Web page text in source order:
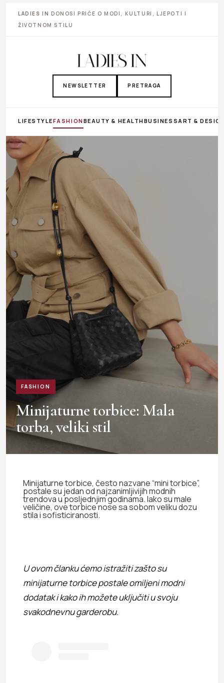
LADIES IN DONOSI PRIČE O MODI, KULTURI, LJEPOTI I
ŽIVOTNOM STILU
NEWSLETTER PRETRAGA
LIFESTYLEFASHIONBEAUTY & HEALTHBUSINESS ART &
FASHION
Minijaturne torbice: Mala
torba, veliki stil
Minijaturne torbice, često nazvane “mini torbice”,
postale su jedan od najzanimljivijih modnih
trendova u posljednjim godinama. Iako su male
veličine, ove torbice nose sa sobom veliku dozu
stila i sofisticiranosti.
U ovom članku ćemo istražiti zašto su
minijaturne torbice postale omiljeni modni
dodatak i kako ih možete uključiti u svoju
svakodnevnu garderobu.